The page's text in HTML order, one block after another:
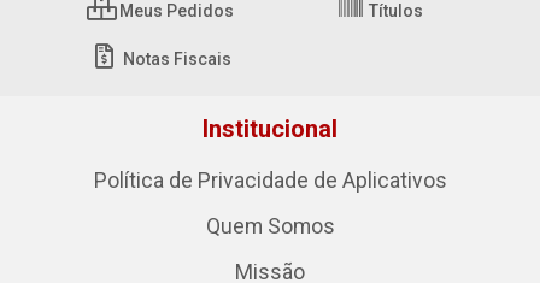
Meus Pedidos Títulos
Notas Fiscais
Institucional
Política de Privacidade de Aplicativos
Quem Somos
Missão